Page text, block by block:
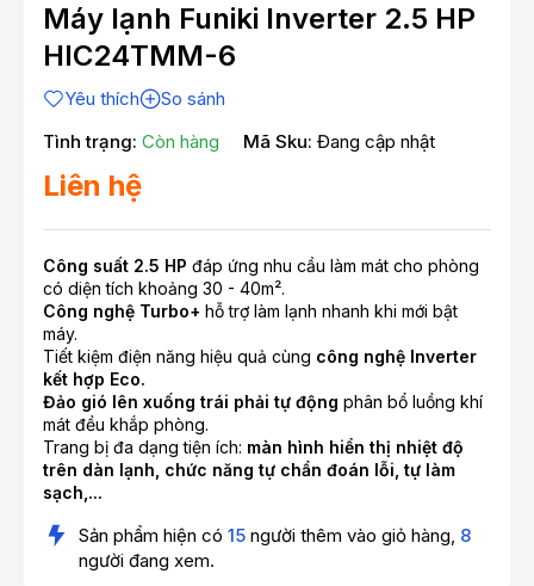
Máy lạnh Funiki Inverter 2.5 HP
HIC24TMM-6
Yêu thích
So sánh
Tình trạng: Còn hàng Mã Sku: Đang cập nhật
Liên hệ
Công suất 2.5 HP đáp ứng nhu cầu làm mát cho phòng
có diện tích khoảng 30 - 40m².
Công nghệ Turbo+ hỗ trợ làm lạnh nhanh khi mới bật
máy.
Tiết kiệm điện năng hiệu quả cùng công nghệ Inverter
kết hợp Eco.
Đảo gió lên xuống trái phải tự động phân bổ luồng khí
mát đều khắp phòng.
Trang bị đa dạng tiện ích: màn hình hiển thị nhiệt độ
trên dàn lạnh, chức năng tự chẩn đoán lỗi, tự làm
sạch,...
Sản phẩm hiện có 15 người thêm vào giỏ hàng, 8
người đang xem.